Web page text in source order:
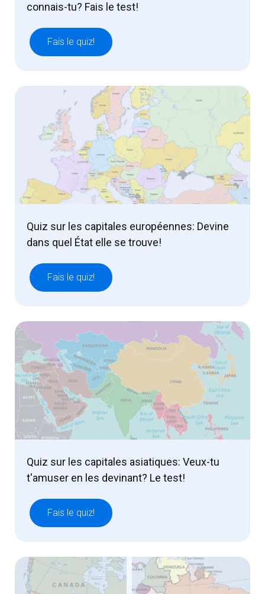
connais-tu? Fais le test!
Fais le quiz!
Quiz sur les capitales européennes: Devine
dans quel État elle se trouve!
Fais le quiz!
Quiz sur les capitales asiatiques: Veux-tu
t'amuser en les devinant? Le test!
Fais le quiz!